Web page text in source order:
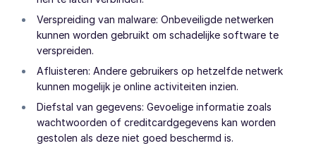
Verspreiding van malware: Onbeveiligde netwerken
kunnen worden gebruikt om schadelijke software te
verspreiden.
Afluisteren: Andere gebruikers op hetzelfde netwerk
kunnen mogelijk je online activiteiten inzien.
Diefstal van gegevens: Gevoelige informatie zoals
wachtwoorden of creditcardgegevens kan worden
gestolen als deze niet goed beschermd is.